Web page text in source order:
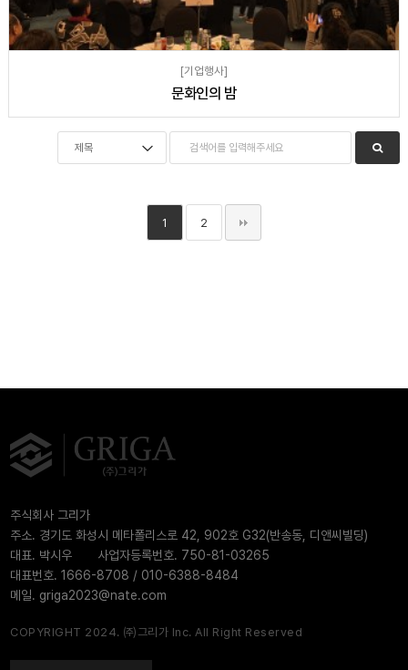
[기업행사]
문화인의 밤
1 2
주식회사 그리가
주소. 경기도 화성시 메타폴리스로 42, 902호 G32(반송동, 디앤씨빌딩)
대표. 박시우
사업자등록번호. 750-81-03265
대표번호. 1666-8708 / 010-6388-8484
메일. griga2023@nate.com
COPYRIGHT 2024. ㈜그리가 Inc. All Right Reserved